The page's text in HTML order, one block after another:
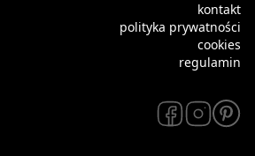
kontakt
polityka prywatności
cookies
regulamin